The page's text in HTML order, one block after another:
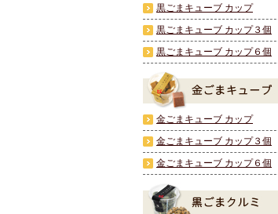
黒ごまキューブ カップ
黒ごまキューブ カップ３個
黒ごまキューブ カップ６個
金ごまキューブ カップ
金ごまキューブ カップ３個
金ごまキューブ カップ６個